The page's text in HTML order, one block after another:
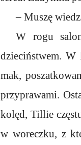
– Muszę
W rogu
dzieciństwem. W
mak,
przyprawami.
kolęd, Tillie
w woreczku, z